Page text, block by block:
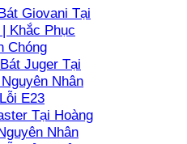
Giovani Tại
Khắc Phục
Chóng
Juger Tại
Nhân
E23
Tại Hoàng
Nhân